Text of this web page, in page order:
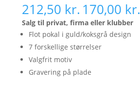
212,50 kr. 170,00 kr.
Salg til privat, firma eller klubber
Flot pokal i guld/koksgrå design
7 forskellige størrelser
Valgfrit motiv
Gravering på plade